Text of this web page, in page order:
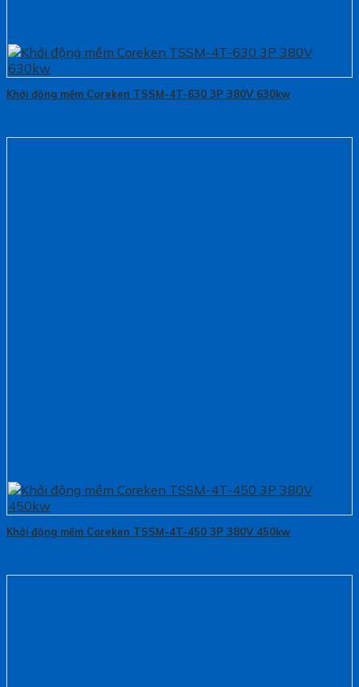
Khởi động mềm Coreken TSSM-4T-630 3P 380V 630kw
Khởi động mềm Coreken TSSM-4T-450 3P 380V 450kw